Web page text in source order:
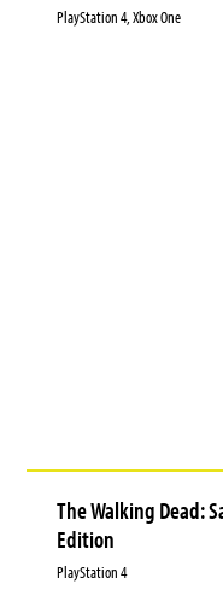
PlayStation 4, Xbox One
The Walking Dead:
Edition
PlayStation 4